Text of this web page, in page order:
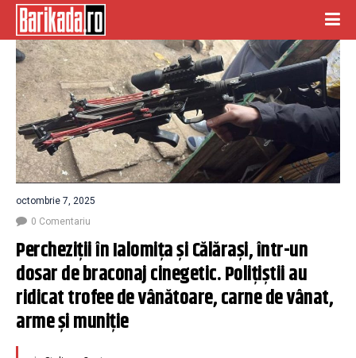
octombrie 7, 2025
0 Comentariu
Percheziţii în Ialomiţa şi Călăraşi, într-un
dosar de braconaj cinegetic. Poliţiştii au
ridicat trofee de vânătoare, carne de vânat,
arme şi muniţie